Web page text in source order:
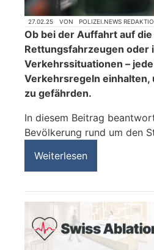
27.02.25 VON POLIZEI.NEWS
Ob bei der Auffahrt auf
Rettungsfahrzeugen oder
Verkehrssituationen –
Verkehrsregeln einhalten,
zu gefährden.
In diesem Beitrag
Bevölkerung rund um den
Weiterlesen